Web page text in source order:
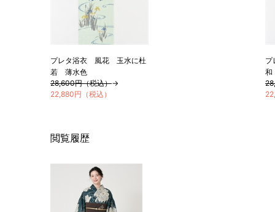
プレタ浴衣 風花 玉水に杜
若 薄水色
28,600円（税込）→
22,880円（税込）
閲覧履歴